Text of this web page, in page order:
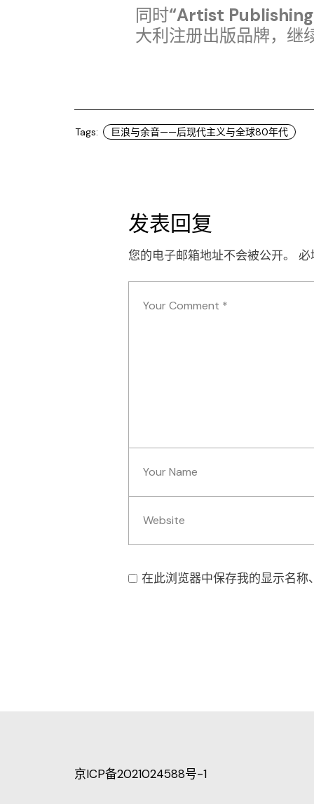
同时“Artist
大利注册出版品牌，继
Tags: 巨浪与余音——后现代主义与全球80年代
发表回复
您的电子邮箱地址不会被公开。 必
在此浏览器中保存我的显示名
京ICP备2021024588号-1